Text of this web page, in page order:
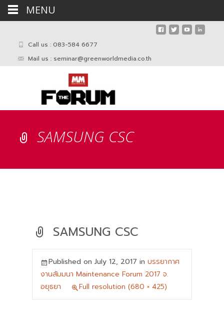
Call us : 083-584 6677
Mail us : seminar@greenworldmedia.co.th
SAMSUNG CSC
SAMSUNG CSC
Published on July 12, 2017 in บรรยากาศ
งานสัมมนา Maintenance Forum 2017 จ.
อยุธยา
Full resolution (680 × 425)
MENU